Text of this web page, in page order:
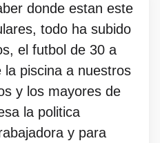
donde estan este
todo ha subido
el futbol de 30 a
piscina a nuestros
y los mayores de
la politica
y para